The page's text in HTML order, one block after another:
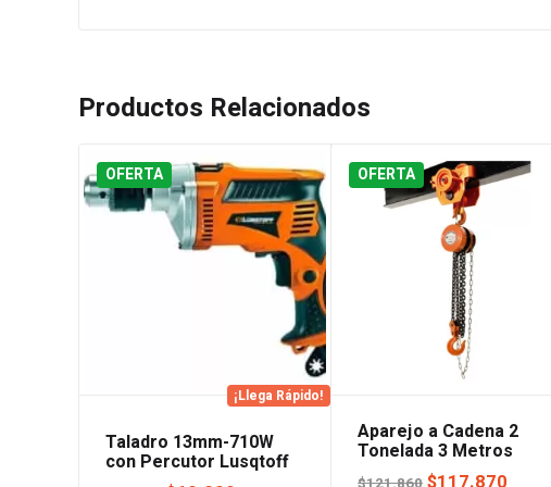
Productos Relacionados
OFERTA
¡Llega Rápido!
Taladro 13mm-710W
con Percutor Lusqtoff
OFERTA
Aparejo a Cadena 2
Tonelada 3 Metros
Lusqtoff